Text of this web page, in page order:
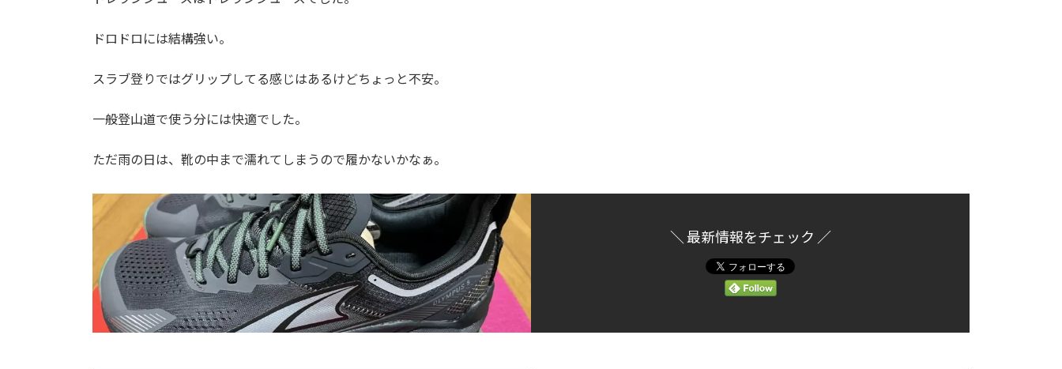
ドロドロには結構強い。
スラブ登りではグリップしてる感じはあるけどちょっと不安。
一般登山道で使う分には快適でした。
ただ雨の日は、靴の中まで濡れてしまうので履かないかなぁ。
＼ 最新情報をチェック ／